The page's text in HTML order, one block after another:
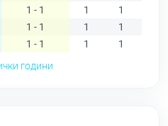
1 - 1 1 1
1 - 1 1 1
1 - 1 1 1
години